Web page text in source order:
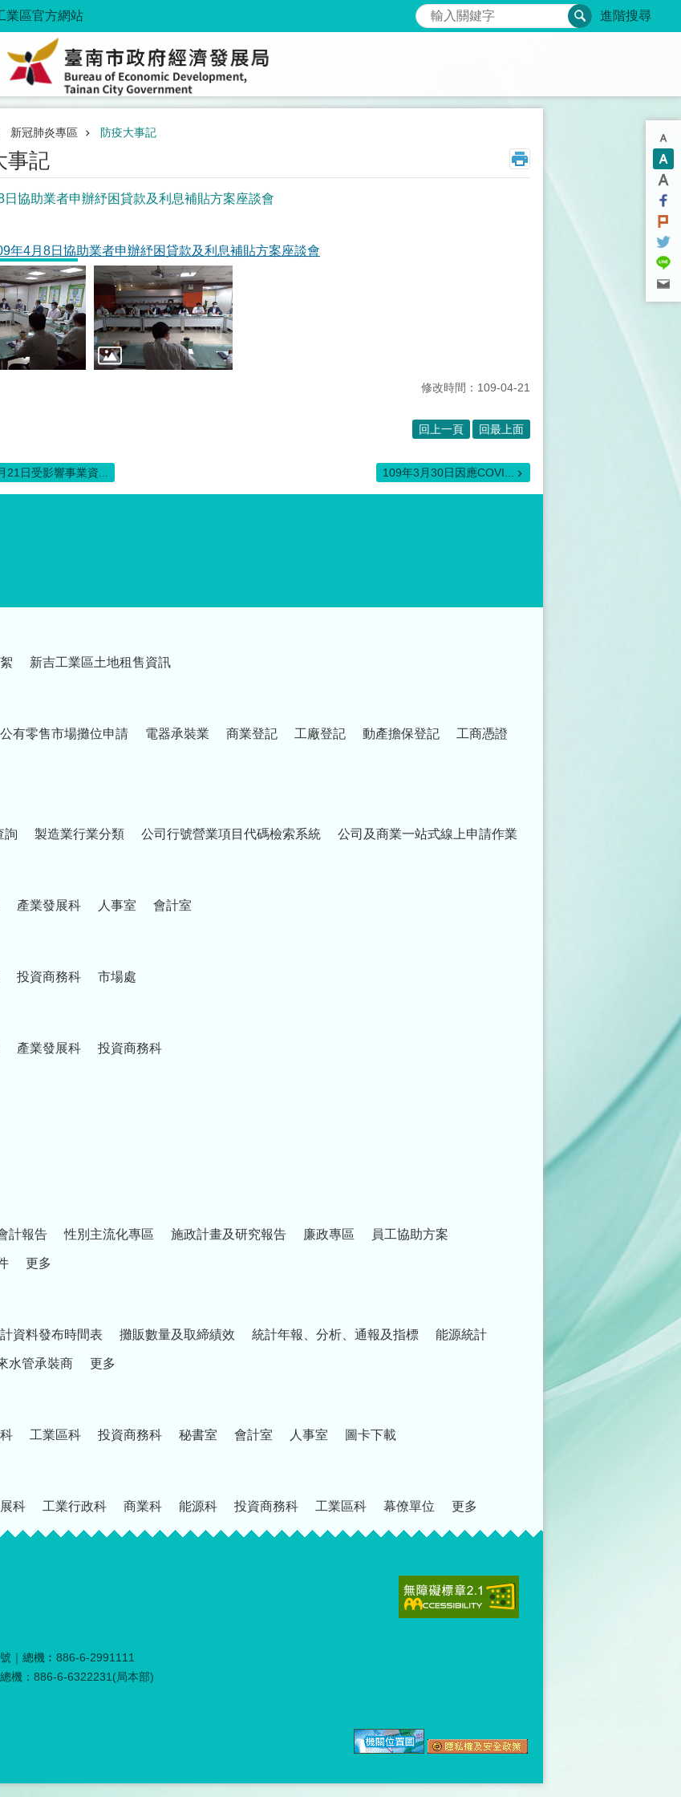
業區官方網站 搜尋 進階搜尋
新冠肺炎專區 防疫大事記
事記
日協助業者申辦紓困貸款及利息補貼方案座談會
年4月8日協助業者申辦紓困貸款及利息補貼方案座談會
修改時間：109-04-21
回上一頁 回最上面
21日受影響事業資... 109年3月30日因應COVI...
新吉工業區土地租售資訊
公有零售市場攤位申請 電器承裝業 商業登記 工廠登記 動產擔保登記 工商憑證
詢 製造業行業分類 公司行號營業項目代碼檢索系統 公司及商業一站式線上申請作業
產業發展科 人事室 會計室
投資商務科 市場處
產業發展科 投資商務科
計報告 性別主流化專區 施政計畫及研究報告 廉政專區 員工協助方案
更多
資料發布時間表 攤販數量及取締績效 統計年報、分析、通報及指標 能源統計
水管承裝商 更多
工業區科 投資商務科 秘書室 會計室 人事室 圖卡下載
科 工業行政科 商業科 能源科 投資商務科 工業區科 幕僚單位 更多
｜總機︰886-6-2991111
機：886-6-6322231(局本部)